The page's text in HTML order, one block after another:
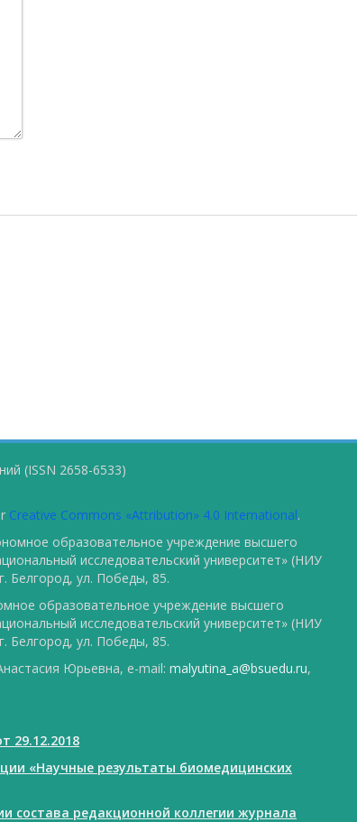
(ISSN 2658-6533)
Creative Commons «Attribution» 4.0 International.
образовательное учреждение высшего
исследовательский университет» (НИУ
Белгород, ул. Победы, 85.
образовательное учреждение высшего
исследовательский университет» (НИУ
Белгород, ул. Победы, 85.
Юрьевна, e-mail: malyutina_a@bsuedu.ru,
29.12.2018
«Научные результаты биомедицинских
состава редакционной коллегии журнала